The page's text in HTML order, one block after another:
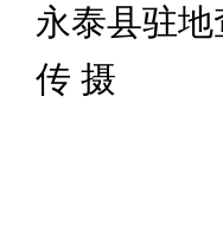
永泰县驻
传 摄